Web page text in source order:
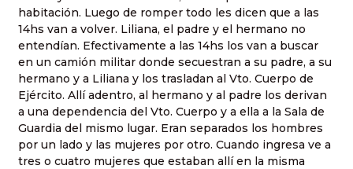
habitación. Luego de romper todo les dicen que a las
14hs van a volver. Liliana, el padre y el hermano no
entendían. Efectivamente a las 14hs los van a buscar
en un camión militar donde secuestran a su padre, a su
hermano y a Liliana y los trasladan al Vto. Cuerpo de
Ejército. Allí adentro, al hermano y al padre los derivan
a una dependencia del Vto. Cuerpo y a ella a la Sala de
Guardia del mismo lugar. Eran separados los hombres
por un lado y las mujeres por otro. Cuando ingresa ve a
tres o cuatro mujeres que estaban allí en la misma